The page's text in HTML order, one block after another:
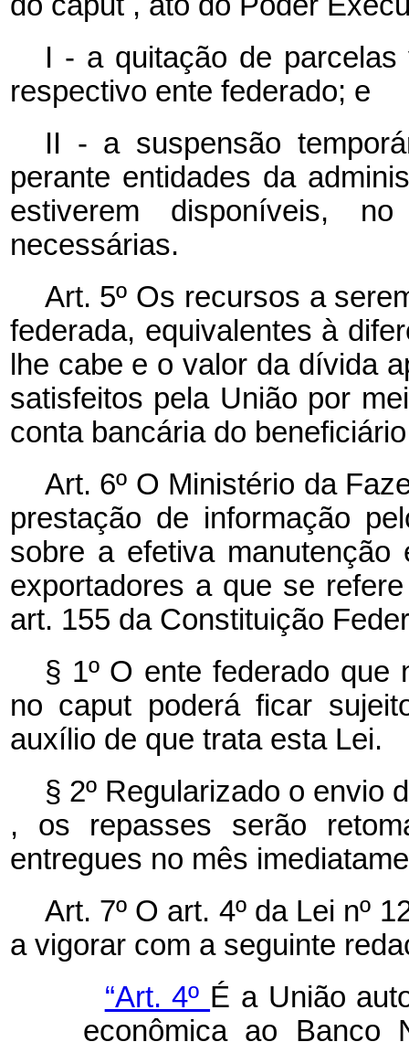
I - a quitação de
respectivo ente federado; e
II - a suspensão
perante entidades da
estiverem disponíveis,
necessárias.
Art. 5º Os recursos a
federada, equivalentes à
lhe cabe e o valor da dívida
satisfeitos pela União por
conta bancária do
Art. 6º O Ministério da
prestação de informação
sobre a efetiva manutenção
exportadores a que se
art. 155 da Constituição
§ 1º O ente federado que
no caput poderá ficar
auxílio de que trata esta Lei.
§ 2º Regularizado o envio
, os repasses serão
entregues no mês
Art. 7º O art. 4º da Lei nº
a vigorar com a seguinte
“Art. 4º É a União
econômica ao Banco